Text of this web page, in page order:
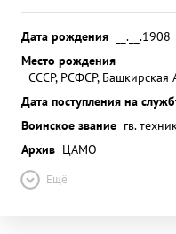
Дата рождения
__.__.1908
Место рождения
СССР, РСФСР, Башкирская
Дата поступления на
Воинское звание гв.
Архив ЦАМО
Ещё